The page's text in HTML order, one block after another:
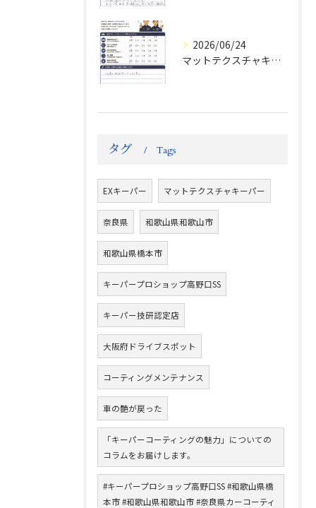
2026/06/24
マットテクスチャキーパー施工後のお客様の声
タグ Tags
EXキーパー マットテクスチャキーパー
奈良県 和歌山県和歌山市
和歌山県橋本市
キーパープロショップ高野口SS
キーパー技研認定店
大阪府ドライブスポット
コーティングメンテナンス
車の艶が戻った
「キーパーコーティングの魅力」についての
コラムをお届けします。
#キーパープロショップ高野口SS #和歌山県橋
本市 #和歌山県和歌山市 #奈良県カーコーティ